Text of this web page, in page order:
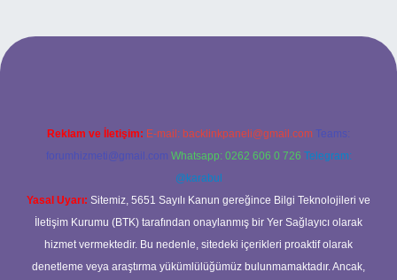
Reklam ve İletişim: E-mail: backlinkpaneli@gmail.com Teams:
forumhizmeti@gmail.com Whatsapp: 0262 606 0 726 Telegram:
@karabul
Yasal Uyarı: Sitemiz, 5651 Sayılı Kanun gereğince Bilgi Teknolojileri ve
İletişim Kurumu (BTK) tarafından onaylanmış bir Yer Sağlayıcı olarak
hizmet vermektedir. Bu nedenle, sitedeki içerikleri proaktif olarak
denetleme veya araştırma yükümlülüğümüz bulunmamaktadır. Ancak,